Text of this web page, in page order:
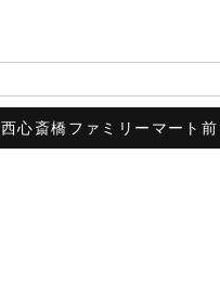
西心斎橋ファミリーマート前